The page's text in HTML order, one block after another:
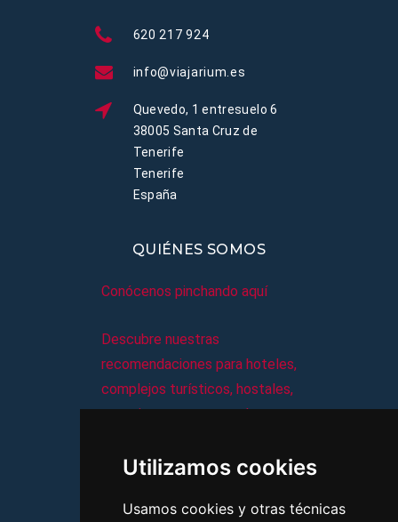
Utilizamos cookies
Usamos cookies y otras técnicas
620 217 924
info@viajarium.es
Quevedo, 1 entresuelo 6
38005 Santa Cruz de
Tenerife
Tenerife
España
QUIÉNES SOMOS
Conócenos pinchando aquí
Descubre nuestras
recomendaciones para hoteles,
complejos turísticos, hostales,
vacaciones, paquetes de